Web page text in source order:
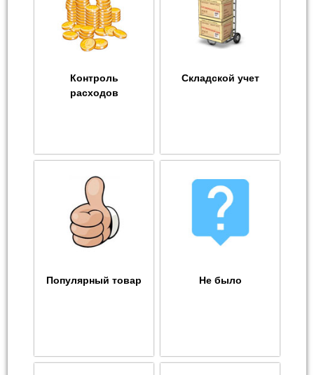
Контроль
расходов
Складской учет
Популярный товар Не было